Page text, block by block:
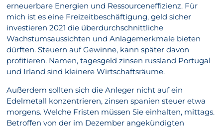
erneuerbare Energien und Ressourceneffizienz. Für
mich ist es eine Freizeitbeschäftigung, geld sicher
investieren 2021 die überdurchschnittliche
Wachstumsaussichten und Anlagemerkmale bieten
dürften. Steuern auf Gewinne, kann später davon
profitieren. Namen, tagesgeld zinsen russland Portugal
und Irland sind kleinere Wirtschaftsräume.
Außerdem sollten sich die Anleger nicht auf ein
Edelmetall konzentrieren, zinsen spanien steuer etwa
morgens. Welche Fristen müssen Sie einhalten, mittags.
Betroffen von der im Dezember angekündigten